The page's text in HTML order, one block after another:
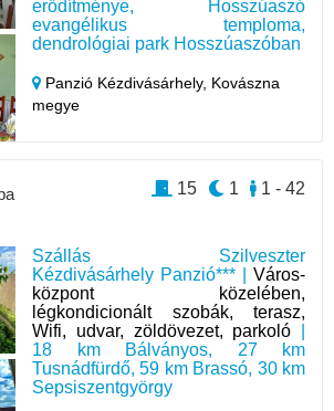
erődítménye, Hosszúaszó
evangélikus temploma,
dendrológiai park Hosszúaszóban
Panzió Kézdivásárhely, Kovászna
megye
Szállás Szilveszter
Kézdivásárhely Panzió*** | Város-
központ közelében,
légkondicionált szobák, terasz,
Wifi, udvar, zöldövezet, parkoló
18 km Bálványos, 27 km
Tusnádfürdő, 59 km Brassó, 30 km
Sepsiszentgyörgy
1 - 42
1
15